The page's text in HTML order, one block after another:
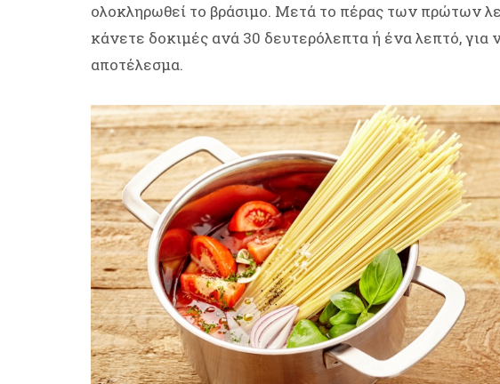
ολοκληρωθεί το βράσιμο. Μετά το πέρας των πρώτων
κάνετε δοκιμές ανά 30 δευτερόλεπτα ή ένα λεπτό, για
αποτέλεσμα.